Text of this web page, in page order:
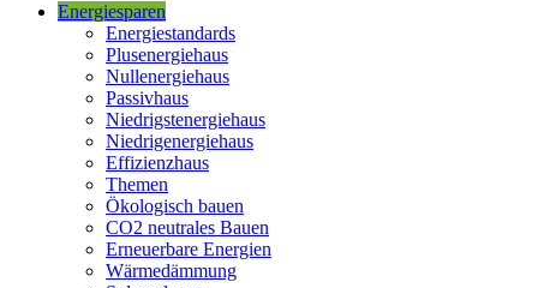
Energiesparen
Energiestandards
Plusenergiehaus
Nullenergiehaus
Passivhaus
Niedrigstenergiehaus
Niedrigenergiehaus
Effizienzhaus
Themen
Ökologisch bauen
CO2 neutrales Bauen
Erneuerbare Energien
Wärmedämmung